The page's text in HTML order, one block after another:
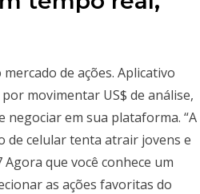
de ações. Aplicativo
movimentar US$ de análise,
em sua plataforma. “A
de celular tenta atrair jovens e
que você conhece um
as ações favoritas do